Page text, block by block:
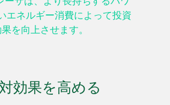
効果を高める